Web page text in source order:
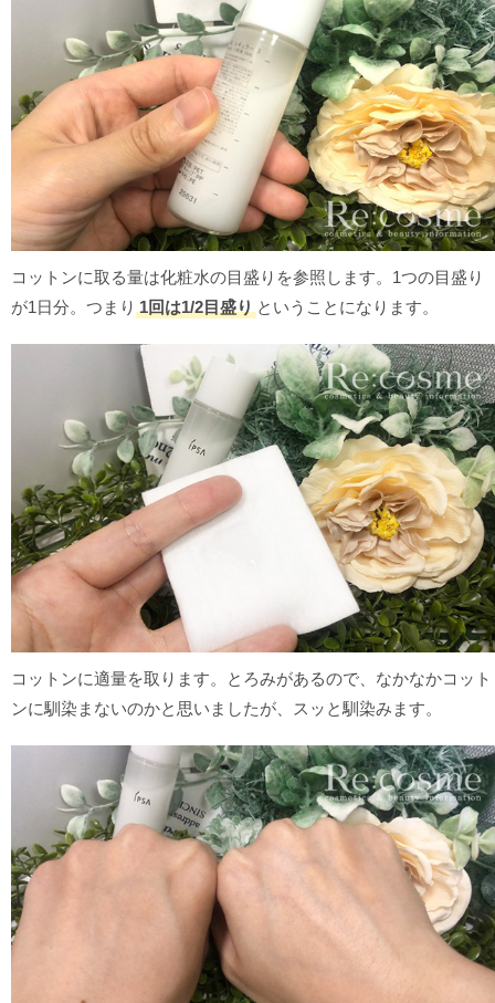
コットンに取る量は化粧水の目盛りを参照します。1つの目盛り
が1日分。つまり 1回は1/2目盛り ということになります。
コットンに適量を取ります。とろみがあるので、なかなかコット
ンに馴染まないのかと思いましたが、スッと馴染みます。